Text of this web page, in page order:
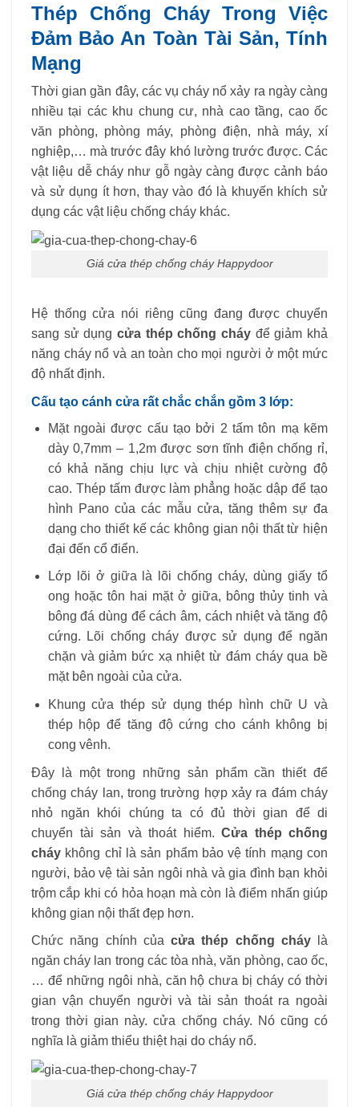
Thép Chống Cháy Trong Việc
Đảm Bảo An Toàn Tài Sản, Tính
Mạng
Thời gian gần đây, các vụ cháy nổ xảy ra ngày càng
nhiều tại các khu chung cư, nhà cao tầng, cao ốc
văn phòng, phòng máy, phòng điện, nhà máy, xí
nghiệp,… mà trước đây khó lường trước được. Các
vật liệu dễ cháy như gỗ ngày càng được cảnh báo
và sử dụng ít hơn, thay vào đó là khuyến khích sử
dụng các vật liệu chống cháy khác.
Giá cửa thép chống cháy Happydoor
Hệ thống cửa nói riêng cũng đang được chuyển
sang sử dụng cửa thép chống cháy để giảm khả
năng cháy nổ và an toàn cho mọi người ở một mức
độ nhất định.
Cấu tạo cánh cửa rất chắc chắn gồm 3 lớp:
Mặt ngoài được cấu tạo bởi 2 tấm tôn mạ kẽm
dày 0,7mm – 1,2m được sơn tĩnh điện chống rỉ,
có khả năng chịu lực và chịu nhiệt cường độ
cao. Thép tấm được làm phẳng hoặc dập để tạo
hình Pano của các mẫu cửa, tăng thêm sự đa
dạng cho thiết kế các không gian nội thất từ ​​hiện
đại đến cổ điển.
Lớp lõi ở giữa là lõi chống cháy, dùng giấy tổ
ong hoặc tôn hai mặt ở giữa, bông thủy tinh và
bông đá dùng để cách âm, cách nhiệt và tăng độ
cứng. Lõi chống cháy được sử dụng để ngăn
chặn và giảm bức xạ nhiệt từ đám cháy qua bề
mặt bên ngoài của cửa.
Khung cửa thép sử dụng thép hình chữ U và
thép hộp để tăng độ cứng cho cánh không bị
cong vênh.
Đây là một trong những sản phẩm cần thiết để
chống cháy lan, trong trường hợp xảy ra đám cháy
nhỏ ngăn khói chúng ta có đủ thời gian để di
chuyển tài sản và thoát hiểm. Cửa thép chống
cháy không chỉ là sản phẩm bảo vệ tính mạng con
người, bảo vệ tài sản ngôi nhà và gia đình bạn khỏi
trộm cắp khi có hỏa hoạn mà còn là điểm nhấn giúp
không gian nội thất đẹp hơn.
Chức năng chính của cửa thép chống cháylà
ngăn cháy lan trong các tòa nhà, văn phòng, cao ốc,
… để những ngôi nhà, căn hộ chưa bị cháy có thời
gian vận chuyển người và tài sản thoát ra ngoài
trong thời gian này. cửa chống cháy. Nó cũng có
nghĩa là giảm thiểu thiệt hại do cháy nổ.
Giá cửa thép chống cháy Happydoor